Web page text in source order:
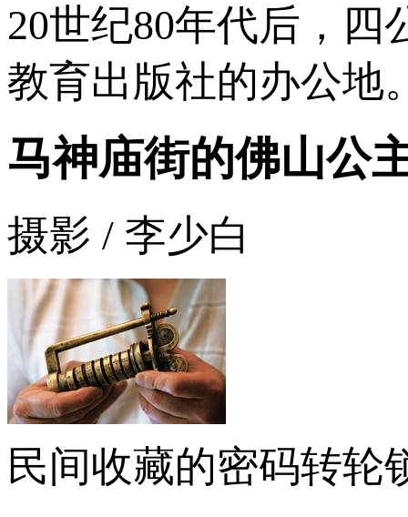
20世纪80年代后，
教育出版社的办公地
马神庙街的佛山公
摄影 / 李少白
民间收藏的密码转轮